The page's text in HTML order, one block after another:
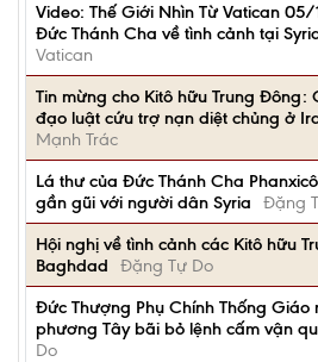
Video: Thế Giới Nhìn Từ Vatican
Đức Thánh Cha về tình cảnh tại
Vatican
Tin mừng cho Kitô hữu Trung Đông:
đạo luật cứu trợ nạn diệt chủng ở
Mạnh Trác
Lá thư của Đức Thánh Cha
gần gũi với người dân Syria
Đặng
Hội nghị về tình cảnh các Kitô hữu
Baghdad
Đặng Tự Do
Đức Thượng Phụ Chính Thống Giáo
phương Tây bãi bỏ lệnh cấm vận
Do